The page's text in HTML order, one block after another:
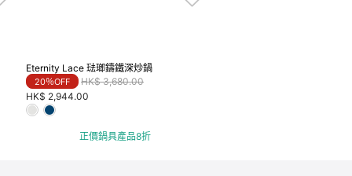
Eternity Lace 琺瑯鑄鐵深炒鍋
20％OFF Price reduced from
HK$ 3,680.00to
HK$ 2,944.00
正價鍋具產品8折